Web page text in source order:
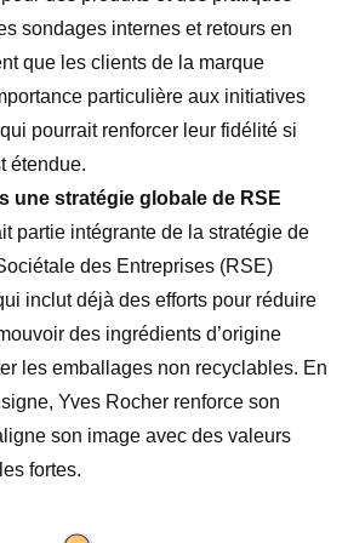
sondages internes et retours en
que les clients de la marque
particulière aux initiatives
pourrait renforcer leur fidélité si
étendue.
une stratégie globale de RSE
partie intégrante de la stratégie de
des Entreprises (RSE)
inclut déjà des efforts pour réduire
des ingrédients d’origine
les emballages non recyclables. En
Yves Rocher renforce son
son image avec des valeurs
fortes.